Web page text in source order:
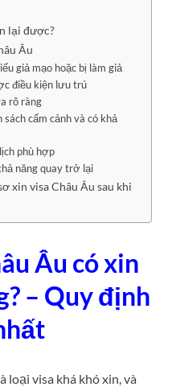
lại được?
Âu
giả mạo hoặc bị làm giả
điều kiện lưu trú
rõ ràng
cấm cảnh và có khả
phù hợp
năng quay trở lại
xin visa Châu Âu sau khi
Âu có xin
– Quy định
loại visa khá khó xin, và